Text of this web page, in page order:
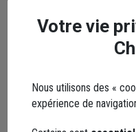
Facebook
Votre vie
Nous utilisons des «
expérience de